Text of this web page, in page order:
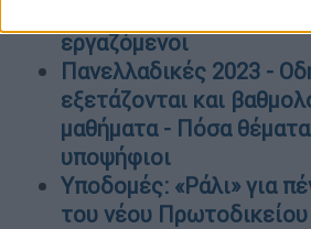
εργαζόμενοι
Πανελλαδικές 2023 -
εξετάζονται και
μαθήματα - Πόσα
υποψήφιοι
Υποδομές: «Ράλι» για
του νέου